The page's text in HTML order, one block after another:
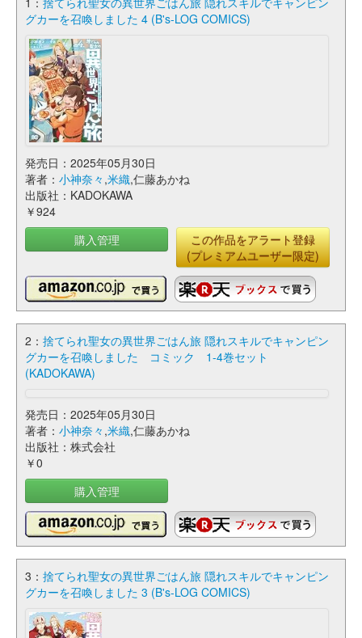
グカーを召喚しました 4 (B's-LOG COMICS)
発売日：2025年05月30日
著者： 小神奈々 ,米織,仁藤あかね
出版社：KADOKAWA
￥924
購入管理
この作品をアラート登録
(プレミアムユーザー限定)
2： 捨てられ聖女の異世界ごはん旅 隠れスキルでキャンピン
グカーを召喚しました コミック 1-4巻セット
(KADOKAWA)
発売日：2025年05月30日
著者： 小神奈々 ,米織,仁藤あかね
出版社：株式会社
￥0
購入管理
3： 捨てられ聖女の異世界ごはん旅 隠れスキルでキャンピン
グカーを召喚しました 3 (B's-LOG COMICS)